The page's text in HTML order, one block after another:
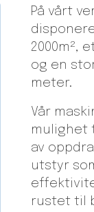
På vårt
2000m²,
og en
meter.
Vår
mulighet
av
utstyr
rustet til